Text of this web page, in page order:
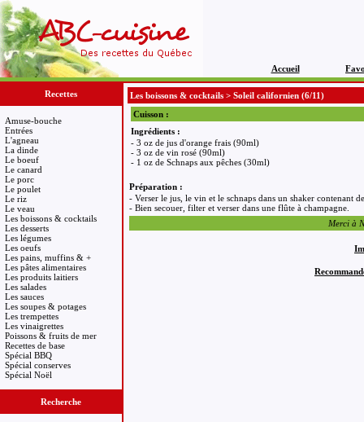
Accueil
Recettes
Amuse-bouche
Entrées
L'agneau
La dinde
Le boeuf
Le canard
Le porc
Le poulet
Le riz
Le veau
Les boissons & cocktails
Les desserts
Les légumes
Les oeufs
Les pains, muffins & +
Les pâtes alimentaires
Les produits laitiers
Les salades
Les sauces
Les soupes & potages
Les trempettes
Les vinaigrettes
Poissons & fruits de mer
Recettes de base
Spécial BBQ
Spécial conserves
Spécial Noël
Recherche
Les boissons & cocktails > Soleil californien (6/11)
Cuisson :
Ingrédients :
- 3 oz de jus d'orange frais (90ml)
- 3 oz de vin rosé (90ml)
- 1 oz de Schnaps aux pêches (30ml)
Préparation :
- Verser le jus, le vin et le schnaps dans un shaker contenant
- Bien secouer, filter et verser dans une flûte à champagne.
Merci à